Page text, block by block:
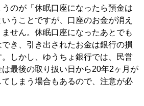
のが「休眠口座になったら預金は
うことですが、口座のお金が消え
せん。休眠口座になったあとでも
き、引き出されたお金は銀行の損
しかし、ゆうちょ銀行では、民営
最後の取り扱い日から20年2ヶ月が
しまう場合もあるので、注意が必